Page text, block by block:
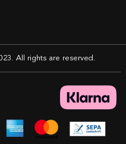
All rights are reserved.